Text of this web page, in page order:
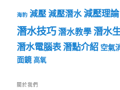
海豹 減壓減壓潛水減壓理論
潛水技巧潛水教學潛水
潛水電腦表潛點介紹 空氣
面鏡 高氧
關於我們